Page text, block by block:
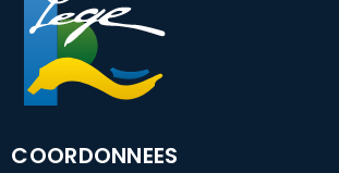
COORDONNEES